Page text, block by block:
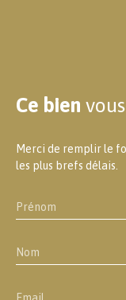
Ce bien
Merci de remplir le
les plus brefs délais.
Prénom
Nom